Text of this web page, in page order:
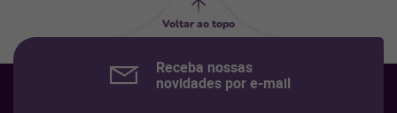
Voltar ao topo
Receba nossas
novidades por e-mail